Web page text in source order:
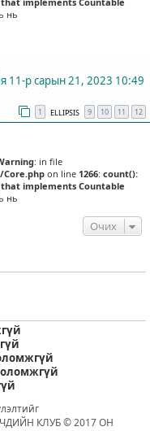
нь
11-р сарын 21, 2023 10:49
1 ELLIPSIS 9 10 11 12
: in file
on line 1266: count():
implements Countable
нь
Очих
КЛУБ © 2017 ОН